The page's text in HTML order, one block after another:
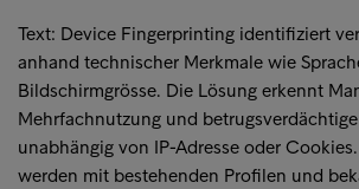
Text: Device Fingerprinting identifiziert
anhand technischer Merkmale wie
Bildschirmgrösse. Die Lösung erkennt
Mehrfachnutzung und
unabhängig von IP-Adresse oder
werden mit bestehenden Profilen und